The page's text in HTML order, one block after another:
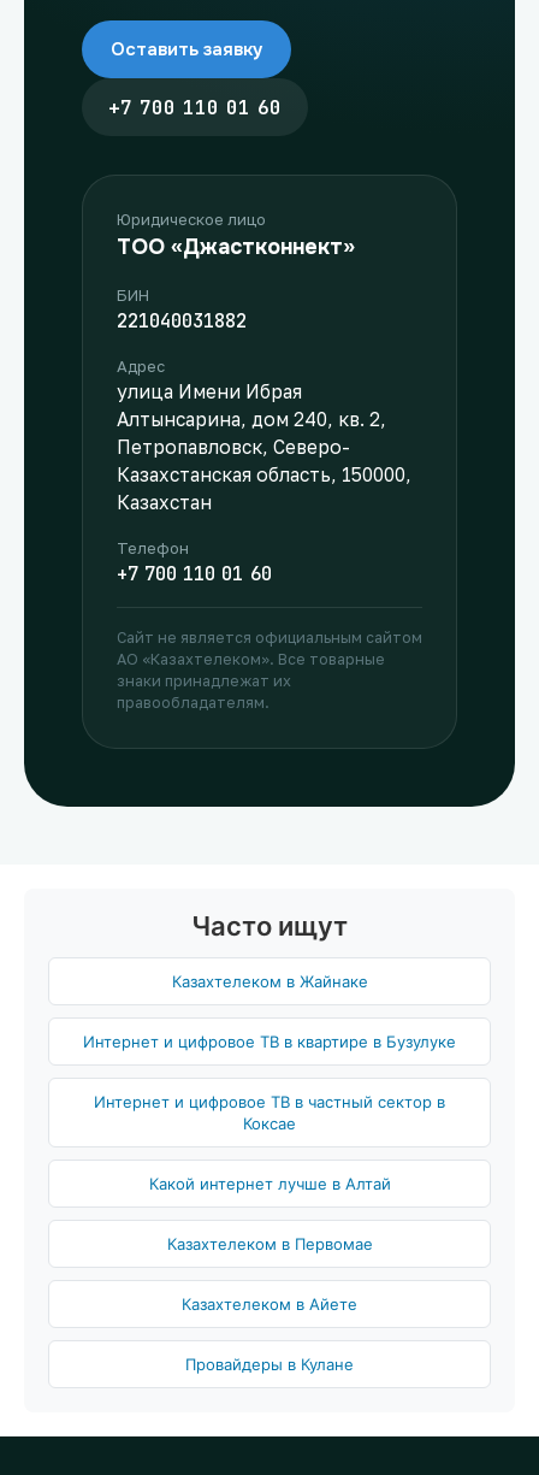
Оставить заявку
+7 700 110 01 60
Юридическое лицо
ТОО «Джастконнект»
БИН
221040031882
Адрес
улица Имени Ибрая
Алтынсарина, дом 240, кв. 2,
Петропавловск, Северо-
Казахстанская область, 150000,
Казахстан
Телефон
+7 700 110 01 60
Сайт не является официальным сайтом
АО «Казахтелеком». Все товарные
знаки принадлежат их
правообладателям.
Часто ищут
Казахтелеком в Жайнаке
Интернет и цифровое ТВ в квартире в Бузулуке
Интернет и цифровое ТВ в частный сектор в
Коксае
Какой интернет лучше в Алтай
Казахтелеком в Первомае
Казахтелеком в Айете
Провайдеры в Кулане